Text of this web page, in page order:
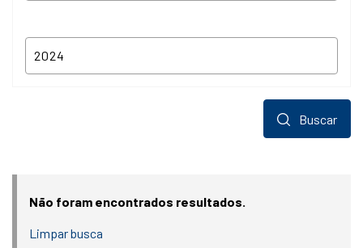
Buscar
Não foram encontrados resultados.
Limpar busca